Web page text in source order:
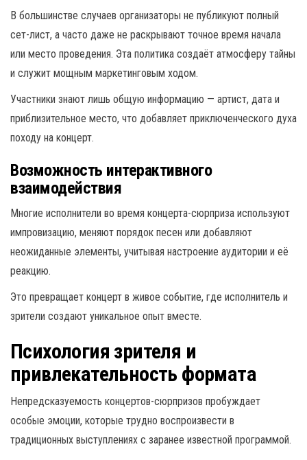
В большинстве случаев организаторы не публикуют полный
сет-лист, а часто даже не раскрывают точное время начала
или место проведения. Эта политика создаёт атмосферу тайны
и служит мощным маркетинговым ходом.
Участники знают лишь общую информацию — артист, дата и
приблизительное место, что добавляет приключенческого духа
походу на концерт.
Возможность интерактивного
взаимодействия
Многие исполнители во время концерта-сюрприза используют
импровизацию, меняют порядок песен или добавляют
неожиданные элементы, учитывая настроение аудитории и её
реакцию.
Это превращает концерт в живое событие, где исполнитель и
зрители создают уникальное опыт вместе.
Психология зрителя и
привлекательность формата
Непредсказуемость концертов-сюрпризов пробуждает
особые эмоции, которые трудно воспроизвести в
традиционных выступлениях с заранее известной программой.